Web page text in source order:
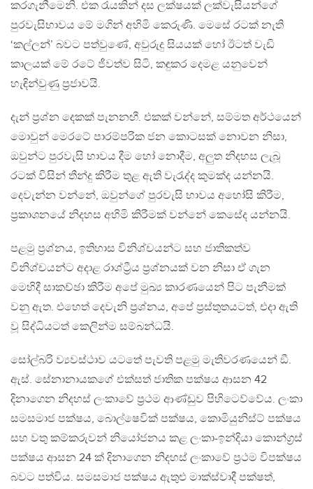
කරගැනීමෙනි. එක රැයකින් දස ලක්ෂයක් ලක්වැසියන්ගේ
පුරවැසිභාවය මේ මගින් අහිමි කෙරුණි. මෙසේ රටක් නැති
‘කල්ලන්’ බවට පත්වුණේ, අවුරුදු සියයක් හෝ ඊටත් වැඩි
කාලයක් මේ රටේ ජීවත්ව සිටි, කඳුකර දෙමළ යනුවෙන්
හැඳින්වුණු ප්‍රජාවයි.
දැන් ප්‍රශ්න දෙකක් පැනනඟී. එකක් වන්නේ, සම්මත අර්ථයෙන්
මොවුන් මෙරටේ පාරම්පරික ජන කොටසක් නොවන නිසා,
ඔවුන්ට පුරවැසි භාවය දීම හෝ නොදීම, අලුත නිදහස ලැබූ
රටක් විසින් තීන්දු කිරීම තුළ ඇති වැරැද්ද කුමක්ද යන්නයි.
දෙවැන්න වන්නේ, ඔවුන්ගේ පුරවැසි භාවය අහෝසි කිරීම,
ප්‍රකාශනයේ නිදහස අහිමි කිරීමක් වන්නේ කෙසේද යන්නයි.
පළමු ප්‍රශ්නය, ඉතිහාස විනිශ්චයන්ට සහ ජාතිකත්ව
විනිශ්චයන්ට අදාළ රාශ්ට්‍රීය ප්‍රශ්නයක් වන නිසා ඒ ගැන
මෙහිදී සාකච්ඡා කිරීම අපේ මුඛ්‍ය කාරණයෙන් පිට පැනීමක්
වනු ඇත. එහෙත් දෙවැනි ප්‍රශ්නය, අපේ ප්‍රස්තුතයටත්, එදා ඇති
වූ සිද්ධියටත් කෙලින්ම සම්බන්ධයි.
සෝල්බරි ව්‍යවස්ථාව යටතේ පැවති පළමු මැතිවරණයෙන් ඞී.
ඇස්. සේනානායකගේ එක්සත් ජාතික පක්ෂය ආසන 42
දිනාගෙන නිදහස් ලංකාවේ ප්‍රථම ආණ්ඩුව පිහිටෙව්වේය. ලංකා
සමසමාජ පක්ෂය, බොල්ෂෙවික් පක්ෂය, කොමියුනිස්ට් පක්ෂය
සහ වතු කම්කරුවන් නියෝජනය කළ ලංකා-ඉන්දියා කොන්ග්‍රස්
පක්ෂය ආසන 24 ක් දිනාගෙන නිදහස් ලංකාවේ ප්‍රථම විපක්ෂය
බවට පත්විය. සමසමාජ පක්ෂය ඇතුළු මාක්ස්වාදී පක්ෂත්,